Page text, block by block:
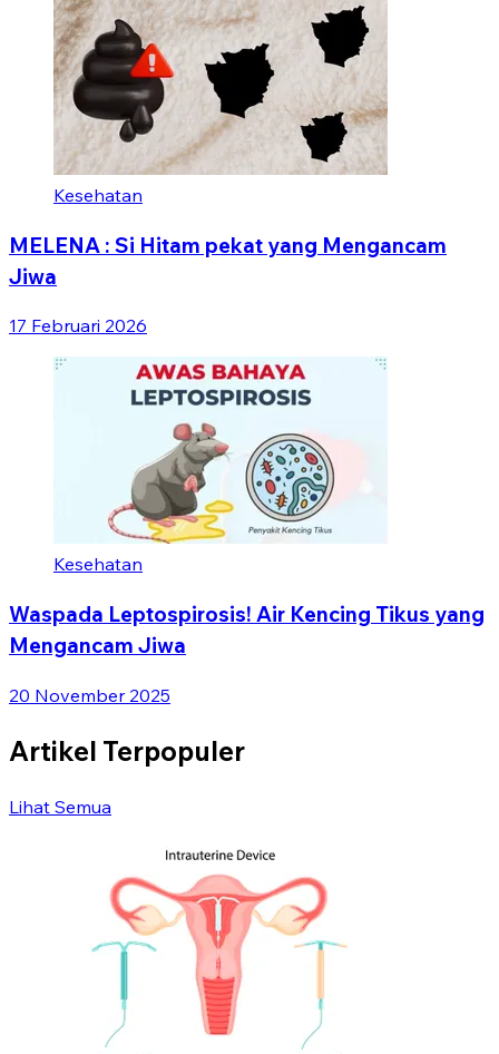
Kesehatan
MELENA : Si Hitam pekat yang Mengancam
Jiwa
17 Februari 2026
Kesehatan
Waspada Leptospirosis! Air Kencing Tikus yang
Mengancam Jiwa
20 November 2025
Artikel Terpopuler
Lihat Semua